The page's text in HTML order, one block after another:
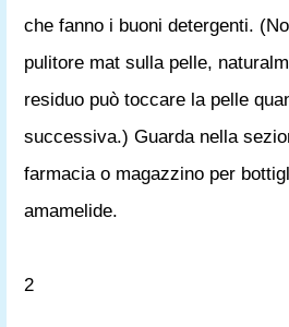
che fanno i buoni detergenti.
pulitore mat sulla pelle,
residuo può toccare la pelle
successiva.) Guarda nella
farmacia o magazzino per
amamelide.
2